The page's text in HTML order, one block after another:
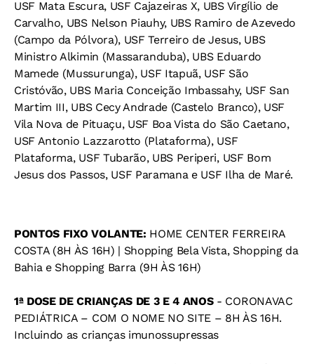
USF Mata Escura, USF Cajazeiras X, UBS Virgílio de
Carvalho, UBS Nelson Piauhy, UBS Ramiro de Azevedo
(Campo da Pólvora), USF Terreiro de Jesus, UBS
Ministro Alkimin (Massaranduba), UBS Eduardo
Mamede (Mussurunga), USF Itapuã, USF São
Cristóvão, UBS Maria Conceição Imbassahy, USF San
Martim III, UBS Cecy Andrade (Castelo Branco), USF
Vila Nova de Pituaçu, USF Boa Vista do São Caetano,
USF Antonio Lazzarotto (Plataforma), USF
Plataforma, USF Tubarão, UBS Periperi, USF Bom
Jesus dos Passos, USF Paramana e USF Ilha de Maré.
PONTOS FIXO VOLANTE: HOME CENTER FERREIRA
COSTA (8H ÀS 16H) | Shopping Bela Vista, Shopping da
Bahia e Shopping Barra (9H ÀS 16H)
1ª DOSE DE CRIANÇAS DE 3 E 4 ANOS- CORONAVAC
PEDIÁTRICA – COM O NOME NO SITE – 8H ÀS 16H.
Incluindo as crianças imunossupressas